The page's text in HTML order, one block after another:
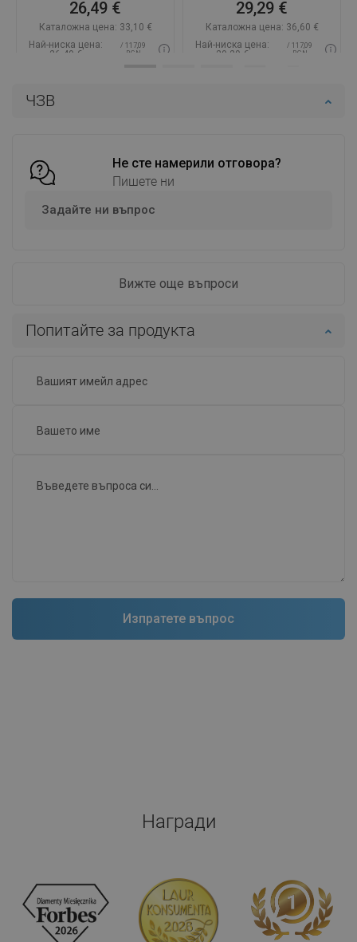
ЧЗВ
Не сте намерили отговора?
Пишете ни
Задайте ни въпрос
Вижте още въпроси
Попитайте за продукта
26,49 €
Каталожна цена: 33,10 €
Най-ниска цена:
26,49 €
/ 117,09
BGN
Добави в количката
29,29 €
Каталожна цена: 36,60 €
Най-ниска цена:
29,29 €
/ 117,09
BGN
Добави в количката
Награди